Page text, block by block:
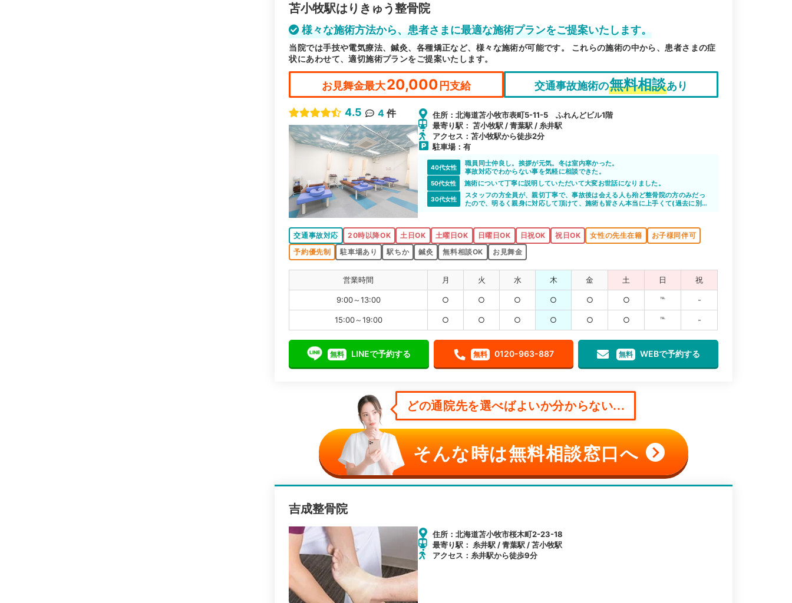
苫小牧駅はりきゅう整骨院
様々な施術方法から、患者さまに最適な施術プランをご提案いたします。
当院では手技や電気療法、鍼灸、各種矯正など、様々な施術が可能です。 これらの施術の中から、患者さまの症
状にあわせて、適切施術プランをご提案いたします。
お見舞金最大20,000 円支給 交通事故施術の無料相談あり
4.5 4 件
住所：北海道苫小牧市表町5-11-5 ふれんどビル1階
最寄り駅： 苫小牧駅 / 青葉駅 / 糸井駅
アクセス：苫小牧駅から徒歩2分
駐車場：有
40代女性
職員同士仲良し。挨拶が元気。冬は室内寒かった。
事故対応でわからない事を気軽に相談できた。
50代女性 施術について丁寧に説明していただいて大変お世話になりました。
30代女性
スタッフの方全員が、親切丁寧で、事故後は会える人も殆ど整骨院の方のみだっ
たので、明るく親身に対応して頂けて、施術も皆さん本当に上手くて(過去に別な
立地も良く、通いやすいです。
事故の件が終わっても、通いたいと思っています。
交通事故対応 20時以降OK 土日OK 土曜日OK 日曜日OK 日祝OK 祝日OK 女性の先生在籍
お子様同伴可
予約優先制
駐車場あり 駅ちか 鍼灸 無料相談OK お見舞金
営業時間 月 火 水 木 金 土 日 祝
9:00～13:00 ○ ○ ○ ○ ○ ○ ℡ -
15:00～19:00 ○ ○ ○ ○ ○ ○ ℡ -
無料 LINEで予約する 無料 0120-963-887 無料 WEBで予約する
どの通院先を選べばよいか分からない...
そんな時は無料相談窓口へ
吉成整骨院
住所：北海道苫小牧市桜木町2-23-18
最寄り駅： 糸井駅 / 青葉駅 / 苫小牧駅
アクセス：糸井駅から徒歩9分